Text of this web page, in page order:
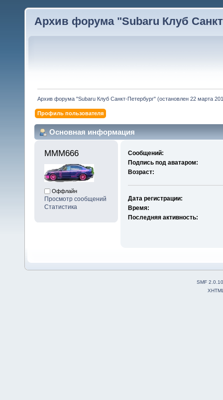
Архив форума "Subaru Клуб
Архив форума "Subaru Клуб Санкт-Петербург" (остановлен 22 марта
Профиль пользователя
Основная информация
MMM666
Оффлайн
Просмотр сообщений
Статистика
Сообщений:
Подпись под аватаром:
Возраст:
Дата регистрации:
Время:
Последняя активность:
SMF 2.0.10